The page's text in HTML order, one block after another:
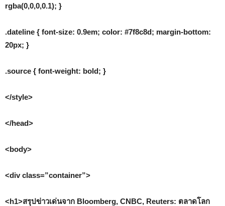
rgba(0,0,0,0.1); }
.dateline { font-size: 0.9em; color: #7f8c8d; margin-bottom:
20px; }
.source { font-weight: bold; }
</style>
</head>
<body>
<div class=”container”>
<h1>สรุปข่าวเด่นจาก Bloomberg, CNBC, Reuters: ตลาดโลก